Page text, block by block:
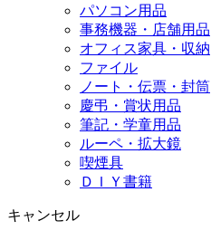
パソコン用品
事務機器・店舗用品
オフィス家具・収納
ファイル
ノート・伝票・封筒
慶弔・賞状用品
筆記・学童用品
ルーペ・拡大鏡
喫煙具
ＤＩＹ書籍
キャンセル